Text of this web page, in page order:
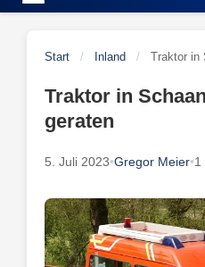
Start / Inland / Traktor in
Traktor in
geraten
5. Juli 2023•Gregor Meier•1